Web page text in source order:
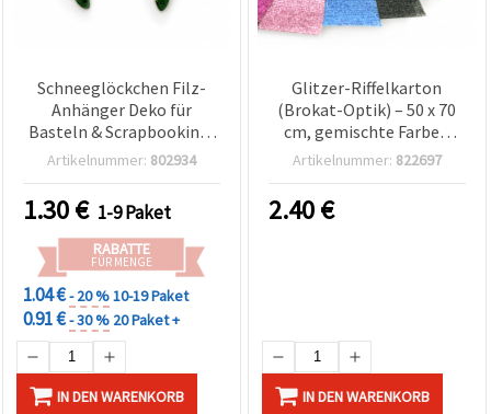
Schneeglöckchen Filz-
Anhänger Deko für
Basteln & Scrapbooking,
30 x 22 mm, Loch 1 mm –
Artikelnummer: 802934
1.30€ 1-9 Paket
RABATTE
FÜR MENGE
1.04 €- 20 %10-19 Paket
0.91 €- 30 % 20 Paket +
IN DEN WARENKORB
Glitzer-Riffelkarton
(Brokat-Optik) – 50 x 70
cm, gemischte Farben
(MIX), 1 Bogen –
Scrapbooking &
Schulprojekte
Artikelnummer: 822697
2.40€
IN DEN WARENKORB